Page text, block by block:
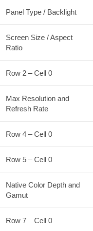
Panel Type / Backlight
Screen Size / Aspect
Ratio
Row 2 – Cell 0
Max Resolution and
Refresh Rate
Row 4 – Cell 0
Row 5 – Cell 0
Native Color Depth and
Gamut
Row 7 – Cell 0